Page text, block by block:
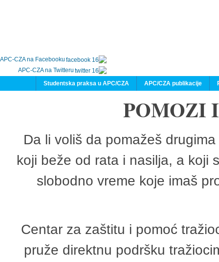
APC-CZA na Facebooku
APC-CZA na Twitteru
APC/CZA publikacije
Studentska praksa u APC/CZA
POMOZI
Da li voliš da pomažeš
koji beže od rata i nasilja, a koji
slobodno vreme koje imaš
Centar za zaštitu i pomoć
pruže direktnu podršku